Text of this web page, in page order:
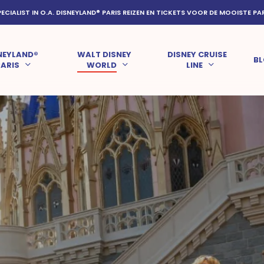
IN O.A. DISNEYLAND® PARIS REIZEN EN TICKETS VOOR DE MOOISTE
WALT DISNEY
WORLD
DISNEY CRUISE
LINE